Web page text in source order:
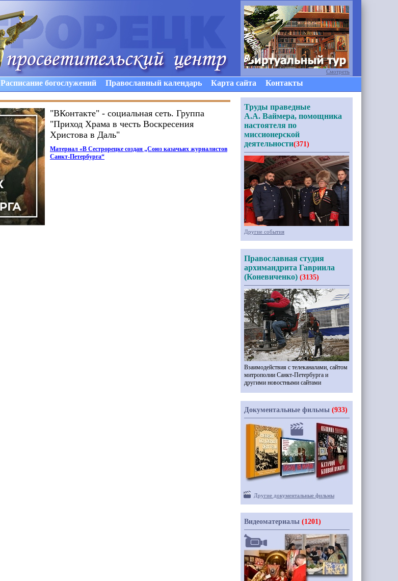
Расписание богослужений Православный календарь Карта сайта Контакты
"ВКонтакте" - социальная сеть. Группа
"Приход Храма в честь Воскресения
Христова в Даль"
Материал «В Сестрорецке создан „Союз казачьих журналистов
Санкт-Петербурга“
Смотреть
Труды праведные
А.А. Ваймера, помощника
настоятеля по
миссионерской
деятельности(371)
Другие события
Православная студия
архимандрита Гавриила
(Коневиченко) (3135)
Взаимодействия с телеканалами, сайтом
митрополии Санкт-Петербурга и
другими новостными сайтами
Документальные фильмы (933)
Другие документальные фильмы
Видеоматериалы (1201)